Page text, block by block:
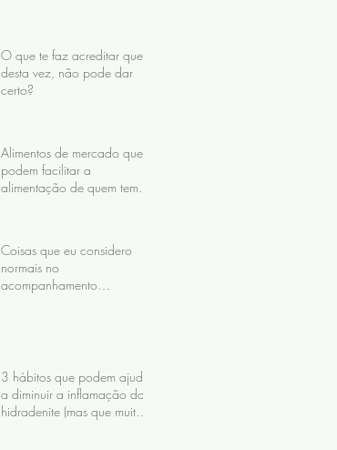
O que te faz acreditar que,
desta vez, não pode dar
certo?
Alimentos de mercado que
podem facilitar a
alimentação de quem tem
Coisas que eu considero
normais no
acompanhamento
3 hábitos que podem ajudar
a diminuir a inflamação da
hidradenite (mas que muita